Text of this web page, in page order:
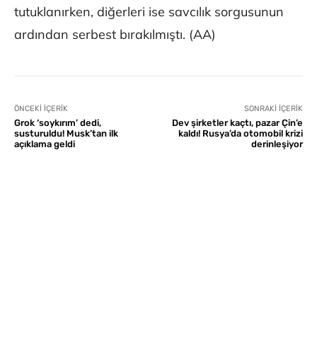
tutuklanırken, diğerleri ise savcılık sorgusunun
ardından serbest bırakılmıştı. (AA)
ÖNCEKI İÇERIK
Grok ‘soykırım’ dedi,
susturuldu! Musk’tan ilk
açıklama geldi
SONRAKI İÇERIK
Dev şirketler kaçtı, pazar Çin’e
kaldı! Rusya’da otomobil krizi
derinleşiyor